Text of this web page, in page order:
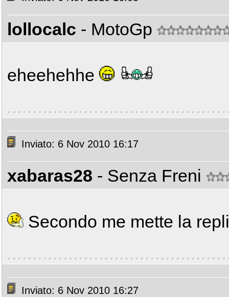
lollocalc - MotoGp
eheehehhe
Inviato: 6 Nov 2010 16:17
xabaras28 - Senza Freni
Secondo me mette la
Inviato: 6 Nov 2010 16:27